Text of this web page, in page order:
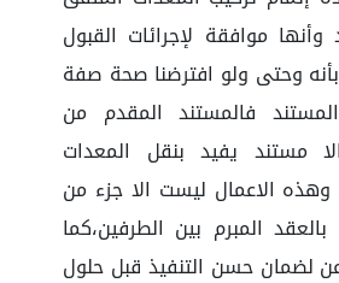
موافقة لإجرائات القبول
وحتى ولو افترضنا صحة صفة
فالمستند المقدم من
مستند يفيد بنقل المعدات
وهذه الاعمال ليست الا جزء من
بالعقد المبرم بين الطرفين،كما
لضمان حسن التنفيذ قبل حلول